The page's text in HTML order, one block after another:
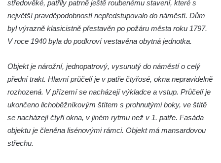
Dům čp. 20 ve Velešíně, zvaný U Kantůrků
či Kaplanka
Fara v Římově
Rumburku
Pobočka Německé zemědělské a
průmyslové banky čp. 852/30 v Rumburku
Gymnázium v Rumburku
Budova čp. 1066/3 (Základní škola Tyršova)
středověké, patřily patrně ještě roubenému stavení, které s
největší pravděpodobností nepředstupovalo do náměstí. Dům
byl výrazně klasicistně přestavěn po požáru města roku 1797.
V roce 1940 byla do podkroví vestavěna obytná jednotka.
Objekt je nárožní, jednopatrový, vysunutý do náměstí o celý
přední trakt. Hlavní průčelí je v patře čtyřosé, okna nepravidelně
rozhozená. V přízemí se nacházejí výkladce a vstup. Průčelí je
ukončeno lichoběžníkovým štítem s prohnutými boky, ve štítě
se nacházejí čtyři okna, v jiném rytmu než v 1. patře. Fasáda
objektu je členěna lisénovými rámci. Objekt má mansardovou
střechu.